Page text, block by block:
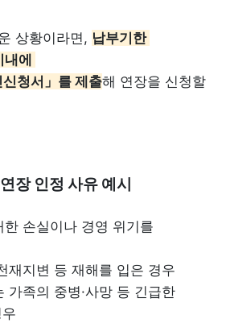
상황이라면, 납부기한
에
신청서」를 제출해 연장을 신청할
장 인정 사유 예시
한 손실이나 경영 위기를
가족의 중병·사망 등 긴급한